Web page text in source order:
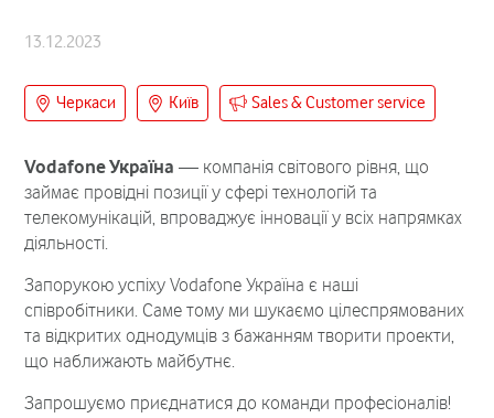
Черкаси Київ Sales & Customer service
13.12.2023
Vodafone Україна — компанія світового рівня, що
займає провідні позиції у сфері технологій та
телекомунікацій, впроваджує інновації у всіх напрямках
діяльності.
Запорукою успіху Vodafone Україна є наші
співробітники. Саме тому ми шукаємо цілеспрямованих
та відкритих однодумців з бажанням творити проекти,
що наближають майбутнє.
Запрошуємо приєднатися до команди професіоналів!